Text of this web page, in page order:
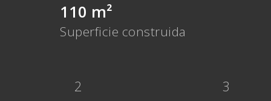
110 m²
Superficie construida
2 3